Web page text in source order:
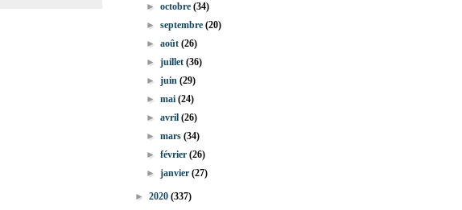
►octobre(34)
►septembre(20)
►août(26)
►juillet(36)
►juin(29)
►mai(24)
►avril(26)
►mars(34)
►février(26)
►janvier(27)
► 2020 (337)